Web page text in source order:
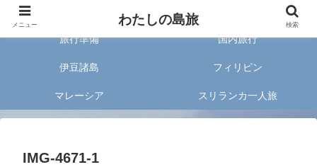
旅好きな20代女子が案内する旅のあれこれ✈︎
旅行準備 国内旅行
伊豆諸島 フィリピン
マレーシア スリランカ一人旅
IMG-4671-1
メニュー わたしの島旅 検索